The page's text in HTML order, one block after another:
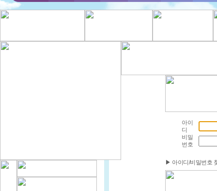
아이
디
비밀
번호
▶ 아이디/비밀번호